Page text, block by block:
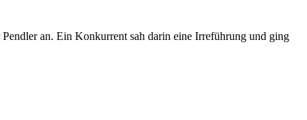
an. Ein Konkurrent sah darin eine Irreführung und ging